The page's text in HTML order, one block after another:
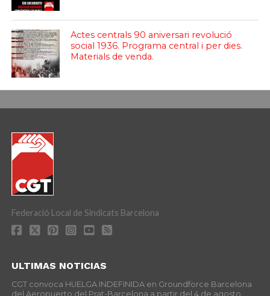
Actes centrals 90 aniversari revolució
social 1936. Programa central i per dies.
Materials de venda.
Federació Local de Sindicats Barcelona
ULTIMAS NOTICIAS
CGT convoca HUELGA INDEFINIDA en Groundforce Barcelona
del Aeropuerto del Prat-Barcelona a partir del 4 de agosto